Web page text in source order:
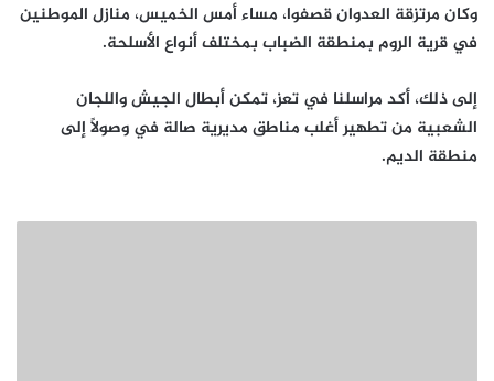
وكان مرتزقة العدوان قصفوا، مساء أمس الخميس، منازل الموطنين
في قرية الروم بمنطقة الضباب بمختلف أنواع الأسلحة.
إلى ذلك، أكد مراسلنا في تعز، تمكن أبطال الجيش واللجان
الشعبية من تطهير أغلب مناطق مديرية صالة في وصولاً إلى
منطقة الديم.